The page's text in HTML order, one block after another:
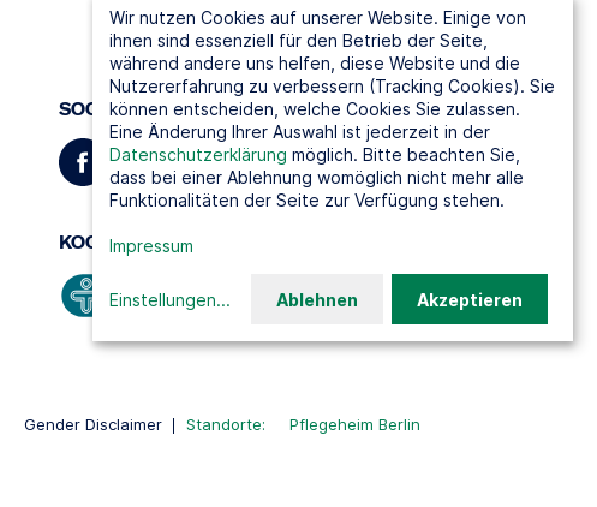
SOCIAL MEDIA
KOOPERATIONSPARTNER
Gender Disclaimer Standorte:
Pflegeheim Berlin
Wir nutzen Cookies auf unserer Website. Einige von
ihnen sind essenziell für den Betrieb der Seite,
während andere uns helfen, diese Website und die
Nutzererfahrung zu verbessern (Tracking Cookies). Sie
können entscheiden, welche Cookies Sie zulassen.
Eine Änderung Ihrer Auswahl ist jederzeit in der
Datenschutzerklärung möglich. Bitte beachten Sie,
dass bei einer Ablehnung womöglich nicht mehr alle
Funktionalitäten der Seite zur Verfügung stehen.
Impressum
Einstellungen... Ablehnen Akzeptieren